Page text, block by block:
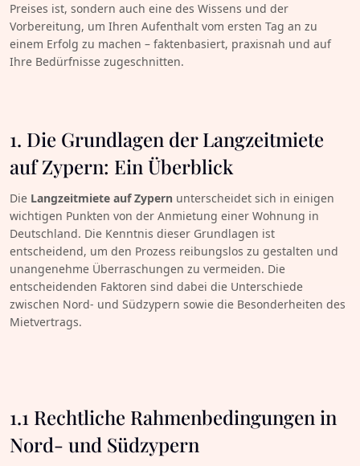
Preises ist, sondern auch eine des Wissens und der
Vorbereitung, um Ihren Aufenthalt vom ersten Tag an zu
einem Erfolg zu machen – faktenbasiert, praxisnah und auf
Ihre Bedürfnisse zugeschnitten.
1. Die Grundlagen der Langzeitmiete
auf Zypern: Ein Überblick
Die Langzeitmiete auf Zypern unterscheidet sich in einigen
wichtigen Punkten von der Anmietung einer Wohnung in
Deutschland. Die Kenntnis dieser Grundlagen ist
entscheidend, um den Prozess reibungslos zu gestalten und
unangenehme Überraschungen zu vermeiden. Die
entscheidenden Faktoren sind dabei die Unterschiede
zwischen Nord- und Südzypern sowie die Besonderheiten des
Mietvertrags.
1.1 Rechtliche Rahmenbedingungen in
Nord- und Südzypern